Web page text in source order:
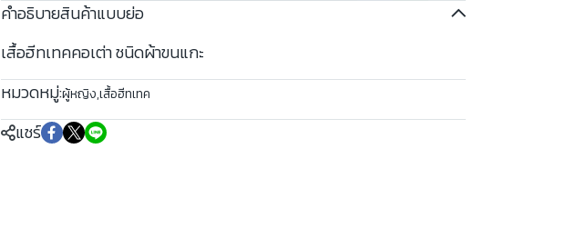
คำอธิบายสินค้าแบบย่อ
เสื้อฮีทเทคคอเต่า ชนิดผ้าขนแกะ
หมวดหมู่:ผู้หญิง,เสื้อฮีทเทค
แชร์